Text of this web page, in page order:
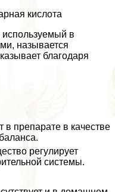
кислота
в
называется
благодаря
в препарате в качестве
регулирует
системы.